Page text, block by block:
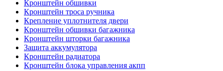
Кронштейн обшивки
Кронштейн троса ручника
Крепление уплотнителя двери
Кронштейн обшивки багажника
Кронштейн шторки багажника
Защита аккумулятора
Кронштейн радиатора
Кронштейн блока управления акпп